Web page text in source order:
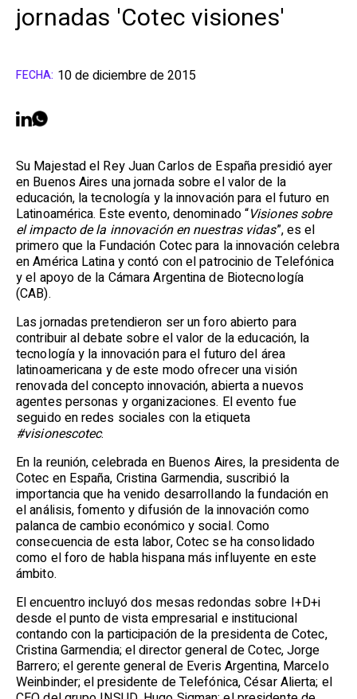
jornadas 'Cotec visiones'
FECHA: 10 de diciembre de 2015
Su Majestad el Rey Juan Carlos de España presidió ayer
en Buenos Aires una jornada sobre el valor de la
educación, la tecnología y la innovación para el futuro en
Latinoamérica. Este evento, denominado “Visiones sobre
el impacto de la innovación en nuestras vidas”, es el
primero que la Fundación Cotec para la innovación celebra
en América Latina y contó con el patrocinio de Telefónica
y el apoyo de la Cámara Argentina de Biotecnología
(CAB).
Las jornadas pretendieron ser un foro abierto para
contribuir al debate sobre el valor de la educación, la
tecnología y la innovación para el futuro del área
latinoamericana y de este modo ofrecer una visión
renovada del concepto innovación, abierta a nuevos
agentes personas y organizaciones. El evento fue
seguido en redes sociales con la etiqueta
#visionescotec.
En la reunión, celebrada en Buenos Aires, la presidenta de
Cotec en España, Cristina Garmendia, suscribió la
importancia que ha venido desarrollando la fundación en
el análisis, fomento y difusión de la innovación como
palanca de cambio económico y social. Como
consecuencia de esta labor, Cotec se ha consolidado
como el foro de habla hispana más influyente en este
ámbito.
El encuentro incluyó dos mesas redondas sobre I+D+i
desde el punto de vista empresarial e institucional
contando con la participación de la presidenta de Cotec,
Cristina Garmendia; el director general de Cotec, Jorge
Barrero; el gerente general de Everis Argentina, Marcelo
Weinbinder; el presidente de Telefónica, César Alierta; el